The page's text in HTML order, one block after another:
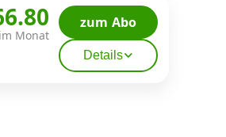
im Monat
zum Abo
Details